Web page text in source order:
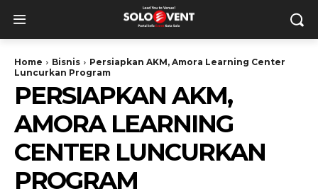
Home Bisnis
Persiapkan AKM, Amora Learning Center
Luncurkan Program
PERSIAPKAN AKM,
AMORA LEARNING
CENTER LUNCURKAN
PROGRAM